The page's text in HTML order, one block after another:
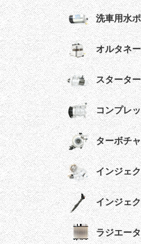
洗車用水
オルタネ
スターター
コンプレ
ターボチ
インジェ
インジェ
ラジエー